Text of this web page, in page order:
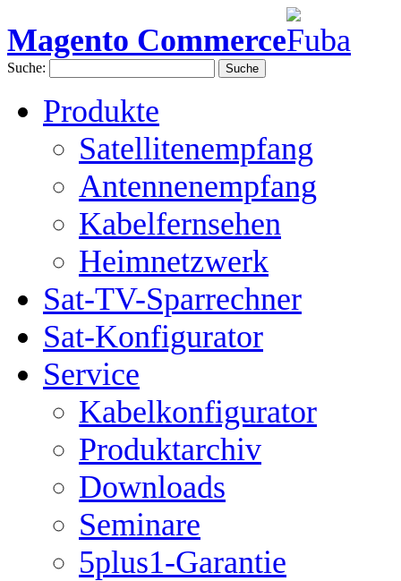
Magento Commerce
Suche: Suche
Produkte
Satellitenempfang
Antennenempfang
Kabelfernsehen
Heimnetzwerk
Sat-TV-Sparrechner
Sat-Konfigurator
Service
Kabelkonfigurator
Produktarchiv
Downloads
Seminare
5plus1-Garantie